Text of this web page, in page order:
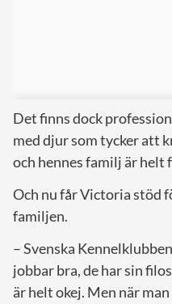
Det finns dock
med djur som tycker att
och hennes familj är helt
Och nu får Victoria stöd
familjen.
– Svenska
jobbar bra, de har sin
är helt okej. Men när